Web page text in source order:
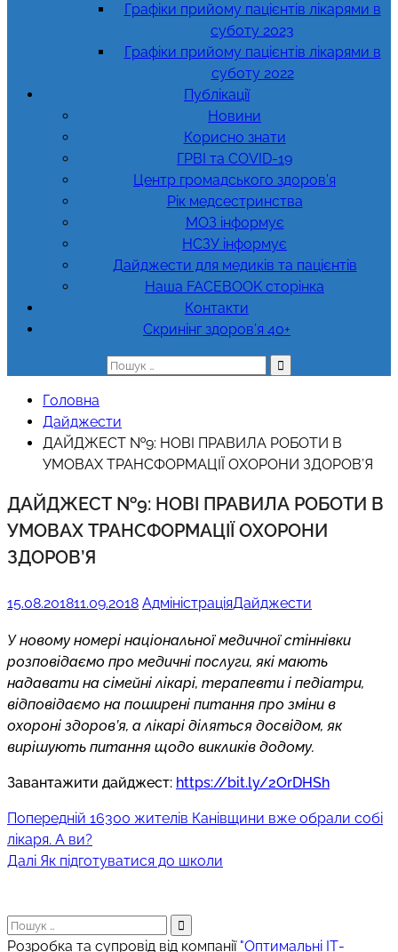
Графіки прийому пацієнтів лікарями в
суботу 2023
Графіки прийому пацієнтів лікарями в
суботу 2022
Публікації
Новини
Корисно знати
ГРВІ та COVID-19
Центр громадського здоров’я
Рік медсестринства
МОЗ інформує
НСЗУ інформує
Дайджести для медиків та пацієнтів
Наша FACEBOOK сторінка
Контакти
Скринінг здоров’я 40+
Пошук:
Головна
Дайджести
ДАЙДЖЕСТ №9: НОВІ ПРАВИЛА РОБОТИ В
УМОВАХ ТРАНСФОРМАЦІЇ ОХОРОНИ ЗДОРОВ’Я
ДАЙДЖЕСТ №9: НОВІ ПРАВИЛА РОБОТИ В
УМОВАХ ТРАНСФОРМАЦІЇ ОХОРОНИ
ЗДОРОВ’Я
15.08.201811.09.2018 АдміністраціяДайджести
У новому номері національної медичної стіннівки
розповідаємо про медичні послуги, які мають
надавати на сімейні лікарі, терапевти і педіатри,
відповідаємо на поширені питання про зміни в
охороні здоров’я, а лікарі діляться досвідом, як
вирішують питання щодо викликів додому.
Завантажити дайджест: https://bit.ly/2OrDHSh
Навігація
записів
Попередній Попередній
запис:
16300 жителів Канівщини вже обрали собі
лікаря. А ви?
Далі Наступний
Як підготуватися до школи
Пошук:
Розробка та супровід від компанії "Оптимальні ІТ-